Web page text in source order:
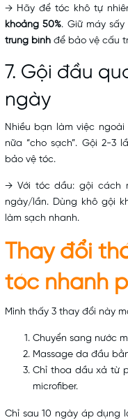
→ Hãy để tóc khô tự
khoảng 50%. Giữ máy
trung bình để bảo vệ cấu
7. Gội đầu
ngày
Nhiều bạn làm việc
nữa “cho sạch”. Gội 2-3
bảo vệ tóc.
→ Với tóc dầu: gội cách
ngày/lần. Dùng khô gội
làm sạch nhanh.
Thay đổi
tóc nhanh
Mình thấy 3 thay đổi này
Chuyển sang nước
Massage da đầu
Chỉ thoa dầu xả từ
microfiber.
Chỉ sau 10 ngày áp dụng